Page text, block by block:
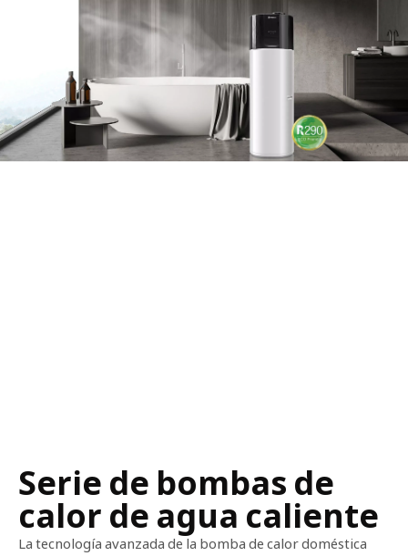
Serie de bombas de
calor de agua caliente
La tecnología avanzada de la bomba de calor doméstica